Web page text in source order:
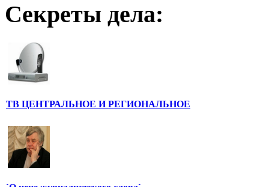
Секреты дела:
ТВ ЦЕНТРАЛЬНОЕ И РЕГИОНАЛЬНОЕ